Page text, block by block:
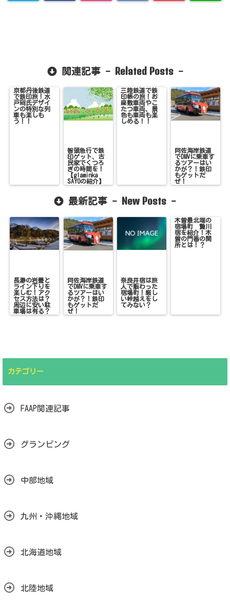
関連記事 - Related Posts-
京都丹後鉄道
で鉄印旅！水
戸岡氏デザイ
ンの特別な列
車も楽しも
う！！
智頭急行で鉄
印ゲット、古
民家でくつろ
ぎの時間を！
【glaminka
SAYOの紹介】
三陸鉄道で鉄
印帳の旅！お
座敷車両やこ
たつ車両、景
色も車両も楽
しめる！！
阿佐海岸鉄道
でDMVに乗車す
るツアーはい
かが？！鉄印
もゲットだ
ぜ！
最新記事 - New Posts -
長瀞の岩畳と
ライン下りを
楽しむ！アク
セス方法は？
周辺に安い駐
車場は有る？
阿佐海岸鉄道
でDMVに乗車す
るツアーはい
かが？！鉄印
もゲットだ
ぜ！
奈良井宿は旅
人で賑わった
宿場町！厳し
い峠越えをし
てみない？
木曽最北端の
宿場町 贄川
宿を紹介！木
曽の門番の関
所とは！？
カテゴリー
FAAP関連記事
グランピング
中部地域
九州・沖縄地域
北海道地域
北陸地域